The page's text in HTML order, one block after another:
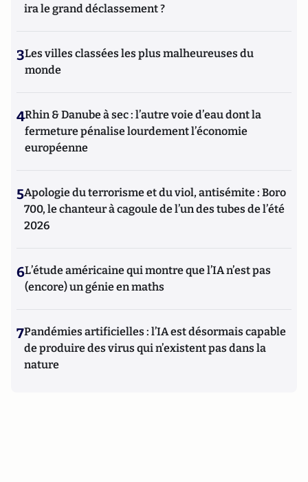
ira le grand déclassement ?
3Les villes classées les plus malheureuses du
monde
4Rhin & Danube à sec : l’autre voie d’eau dont la
fermeture pénalise lourdement l’économie
européenne
5Apologie du terrorisme et du viol, antisémite : Boro
700, le chanteur à cagoule de l’un des tubes de l’été
2026
6L’étude américaine qui montre que l’IA n’est pas
(encore) un génie en maths
7Pandémies artificielles : l’IA est désormais capable
de produire des virus qui n’existent pas dans la
nature